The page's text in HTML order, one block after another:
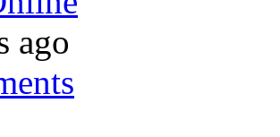
ago